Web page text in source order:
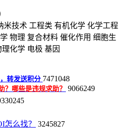
米技术 工程类 有机化学 化学工程
物理 复合材料 催化作用 细胞生
理化学 电极 基因
转发送积分 7471048
？哪些是违规求助？ 9066249
怎么找？
3245827